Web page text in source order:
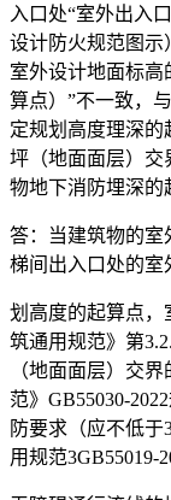
入口处“室外出入
设计防火规范图示
室外设计地面标
算点）”不一致，
定规划高度理深的
坪（地面面层）交
物地下消防埋深的
答：当建筑物的室
梯间出入口处的室
划高度的起算点，
筑通用规范》第
（地面面层）交
范》GB55030-
防要求（应不低于
用规范3GB55019-